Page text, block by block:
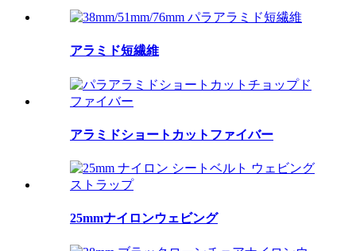
アラミド短繊維
アラミドショートカットファイバー
25mmナイロンウェビング